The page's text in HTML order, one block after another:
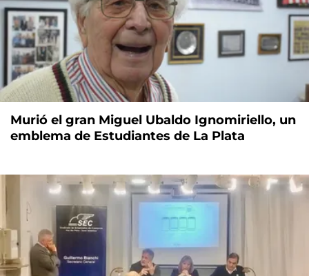
Murió el gran Miguel Ubaldo Ignomiriello, un
emblema de Estudiantes de La Plata